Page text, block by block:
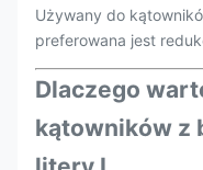
Używany do
preferowana jest
Dlaczego
kątowników z